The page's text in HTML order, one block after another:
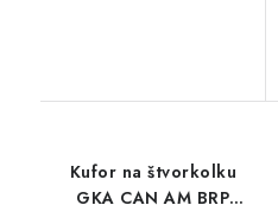
Kufor na štvorkolku
GKA CAN AM BRP